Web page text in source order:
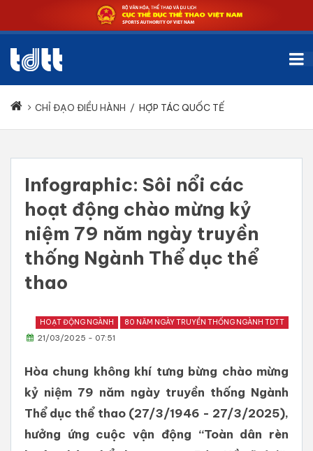
CHỈ ĐẠO ĐIỀU HÀNH / HỢP TÁC QUỐC TẾ
Infographic: Sôi nổi các
hoạt động chào mừng kỷ
niệm 79 năm ngày truyền
thống Ngành Thể dục thể
thao
HOẠT ĐỘNG NGÀNH 80 NĂM NGÀY TRUYỀN THỐNG NGÀNH TDTT
21/03/2025 - 07:51
Hòa chung không khí tưng bừng chào mừng
kỷ niệm 79 năm ngày truyền thống Ngành
Thể dục thể thao (27/3/1946 - 27/3/2025),
hưởng ứng cuộc vận động “Toàn dân rèn